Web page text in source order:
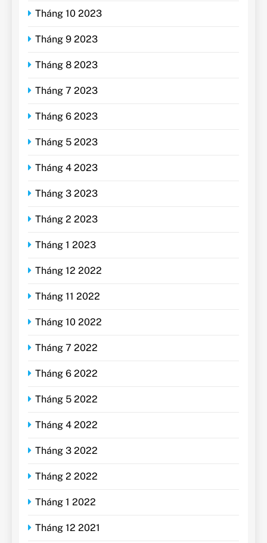
Tháng 10 2023
Tháng 9 2023
Tháng 8 2023
Tháng 7 2023
Tháng 6 2023
Tháng 5 2023
Tháng 4 2023
Tháng 3 2023
Tháng 2 2023
Tháng 1 2023
Tháng 12 2022
Tháng 11 2022
Tháng 10 2022
Tháng 7 2022
Tháng 6 2022
Tháng 5 2022
Tháng 4 2022
Tháng 3 2022
Tháng 2 2022
Tháng 1 2022
Tháng 12 2021